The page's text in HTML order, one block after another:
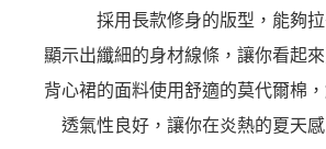
採用長款修身的版型，能夠拉
顯示出纖細的身材線條，讓你看起
背心裙的面料使用舒適的莫代爾棉
透氣性良好，讓你在炎熱的夏天